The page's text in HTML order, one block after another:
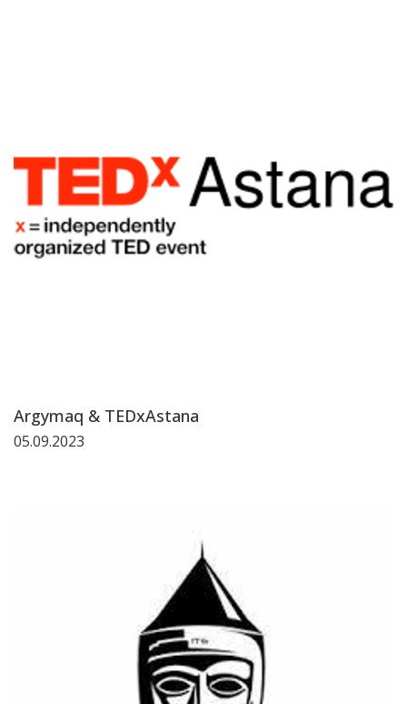
Argymaq & TEDxAstana
05.09.2023